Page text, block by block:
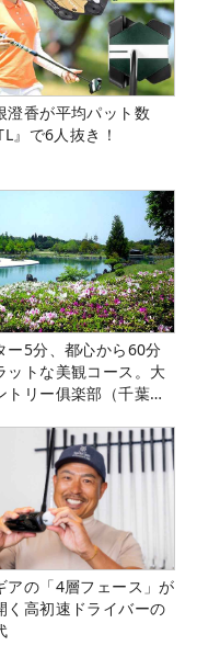
澄香が平均パット数
』で6人抜き！
ー5分、都心から60分
ットな美観コース。大
トリー俱楽部（千葉
アの「4層フェース」が
く高初速ドライバーの